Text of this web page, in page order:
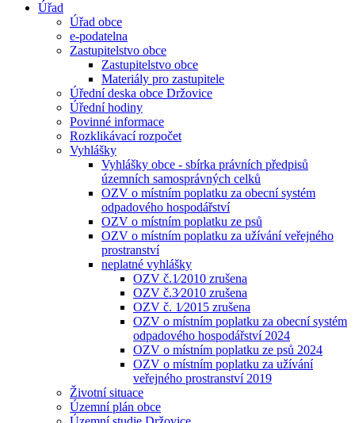
Úřad
Úřad obce
e-podatelna
Zastupitelstvo obce
Zastupitelstvo obce
Materiály pro zastupitele
Úřední deska obce Držovice
Úřední hodiny
Povinné informace
Rozklikávací rozpočet
Vyhlášky
Vyhlášky obce - sbírka právních předpisů
územních samosprávných celků
OZV o místním poplatku za obecní systém
odpadového hospodářství
OZV o místním poplatku ze psů
OZV o místním poplatku za užívání veřejného
prostranství
neplatné vyhlášky
OZV č.1⁄2010 zrušena
OZV č.3⁄2010 zrušena
OZV č. 1⁄2015 zrušena
OZV o místním poplatku za obecní systém
odpadového hospodářství 2024
OZV o místním poplatku ze psů 2024
OZV o místním poplatku za užívání
veřejného prostranství 2019
Životní situace
Územní plán obce